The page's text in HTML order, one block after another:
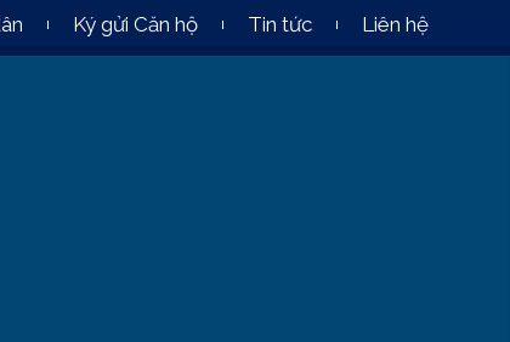
Ký gửi Căn hộ Tin tức Liên hệ